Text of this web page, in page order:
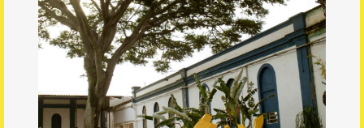
Sobre o IBC
Visitar outro museu
Copyright 2022 Instituto Bem Cultural